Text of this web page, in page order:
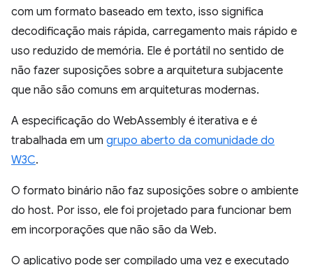
com um formato baseado em texto, isso significa
decodificação mais rápida, carregamento mais rápido e
uso reduzido de memória. Ele é portátil no sentido de
não fazer suposições sobre a arquitetura subjacente
que não são comuns em arquiteturas modernas.
A especificação do WebAssembly é iterativa e é
trabalhada em um grupo aberto da comunidade do
W3C.
O formato binário não faz suposições sobre o ambiente
do host. Por isso, ele foi projetado para funcionar bem
em incorporações que não são da Web.
O aplicativo pode ser compilado uma vez e executado